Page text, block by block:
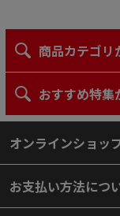
商品カテゴリ
おすすめ特集
オンラインショッ
お支払い方法につ